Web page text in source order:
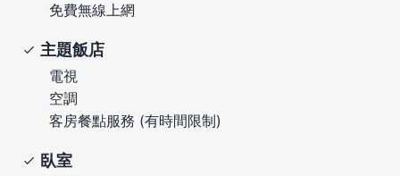
免費無線上網
主題飯店
電視
空調
客房餐點服務 (有時間限制)
臥室